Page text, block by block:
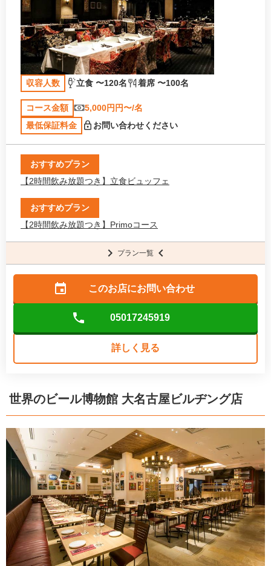
収容人数 立食 〜120名 着席 〜100名
コース金額
5,000円円〜/名
最低保証料金
お問い合わせください
おすすめプラン
【2時間飲み放題つき】立食ビュッフェ
おすすめプラン
【2時間飲み放題つき】Primoコース
プラン一覧
このお店にお問い合わせ
05017245919
詳しく見る
世界のビール博物館 大名古屋ビルヂング店